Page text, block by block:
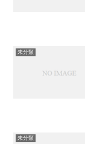
未分類
未分類